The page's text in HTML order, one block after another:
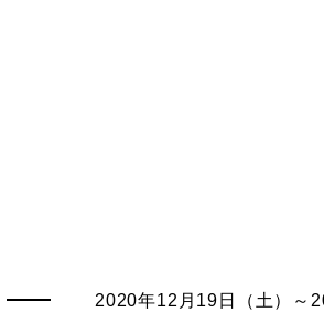
2020年12月19日（土）～